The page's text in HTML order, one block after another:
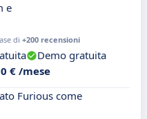
e
di +200 recensioni
Demo gratuita
€ /mese
Furious come